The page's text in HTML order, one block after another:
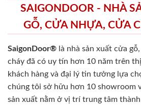
SAIGONDOOR - NHÀ
GỖ, CỬA NHỰA, CỬA
SaigonDoor® là nhà sản xuất cửa
cháy đã có uy tín hơn 10 năm trên
khách hàng và đại lý tin tưởng lựa
chúng tôi sở hữu hơn 10 showroom
sản xuất nằm ở vị trí trung tâm